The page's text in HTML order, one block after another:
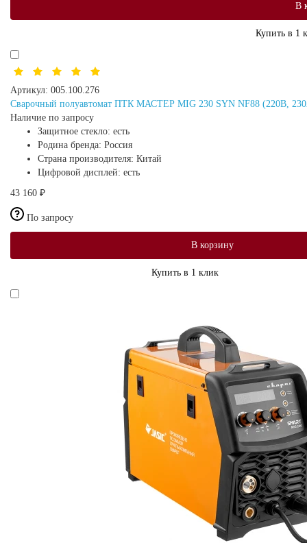
В
Купить в 1
Артикул: 005.100.276
Сварочный полуавтомат ПТК МАСТЕР MIG 230 SYN NF88 (220В,
Наличие по запросу
Защитное стекло: есть
Родина бренда: Россия
Страна производителя: Китай
Цифровой дисплей: есть
43 160 ₽
По запросу
В корзину
Купить в 1 клик